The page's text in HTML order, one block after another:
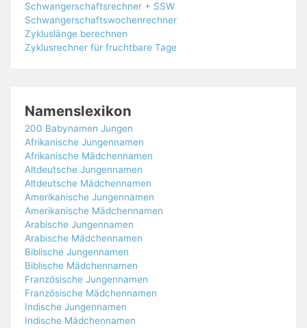
Schwangerschaftsrechner + SSW
Schwangerschaftswochenrechner
Zykluslänge berechnen
Zyklusrechner für fruchtbare Tage
Namenslexikon
200 Babynamen Jungen
Afrikanische Jungennamen
Afrikanische Mädchennamen
Altdeutsche Jungennamen
Altdeutsche Mädchennamen
Amerikanische Jungennamen
Amerikanische Mädchennamen
Arabische Jungennamen
Arabische Mädchennamen
Biblische Jungennamen
Biblische Mädchennamen
Französische Jungennamen
Französische Mädchennamen
Indische Jungennamen
Indische Mädchennamen